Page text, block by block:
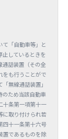
「自動車等」と
止しているときを
通話装置（その全
をも行うことがで
無線通話装置」
のため当該自動車
十条第一項第十一
に取り付けられ若
四十一条第十六号
置であるものを除